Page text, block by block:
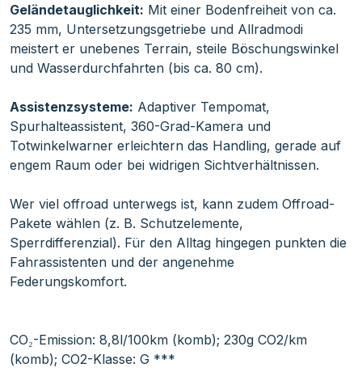
Geländetauglichkeit: Mit einer Bodenfreiheit von ca.
235 mm, Untersetzungsgetriebe und Allradmodi
meistert er unebenes Terrain, steile Böschungswinkel
und Wasserdurchfahrten (bis ca. 80 cm).
Assistenzsysteme: Adaptiver Tempomat,
Spurhalteassistent, 360-Grad-Kamera und
Totwinkelwarner erleichtern das Handling, gerade auf
engem Raum oder bei widrigen Sichtverhältnissen.
Wer viel offroad unterwegs ist, kann zudem Offroad-
Pakete wählen (z. B. Schutzelemente,
Sperrdifferenzial). Für den Alltag hingegen punkten die
Fahrassistenten und der angenehme
Federungskomfort.
CO₂-Emission: 8,8l/100km (komb); 230g CO2/km
(komb); CO2-Klasse: G ***